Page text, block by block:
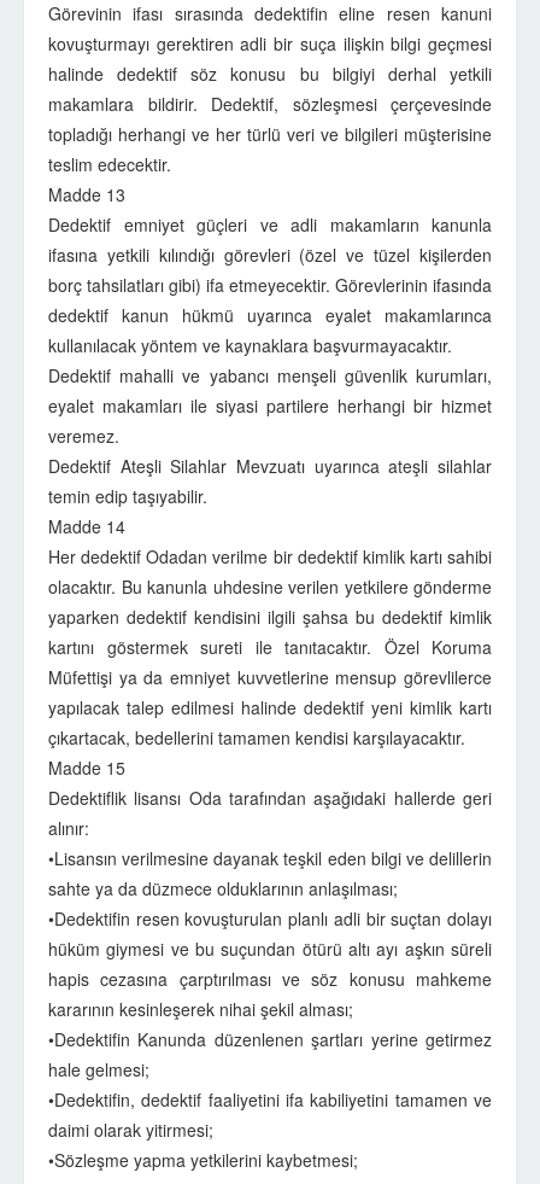
Görevinin ifası sırasında dedektifin eline resen kanuni
kovuşturmayı gerektiren adli bir suça ilişkin bilgi geçmesi
halinde dedektif söz konusu bu bilgiyi derhal yetkili
makamlara bildirir. Dedektif, sözleşmesi çerçevesinde
topladığı herhangi ve her türlü veri ve bilgileri müşterisine
teslim edecektir.
Madde 13
Dedektif emniyet güçleri ve adli makamların kanunla
ifasına yetkili kılındığı görevleri (özel ve tüzel kişilerden
borç tahsilatları gibi) ifa etmeyecektir. Görevlerinin ifasında
dedektif kanun hükmü uyarınca eyalet makamlarınca
kullanılacak yöntem ve kaynaklara başvurmayacaktır.
Dedektif mahalli ve yabancı menşeli güvenlik kurumları,
eyalet makamları ile siyasi partilere herhangi bir hizmet
veremez.
Dedektif Ateşli Silahlar Mevzuatı uyarınca ateşli silahlar
temin edip taşıyabilir.
Madde 14
Her dedektif Odadan verilme bir dedektif kimlik kartı sahibi
olacaktır. Bu kanunla uhdesine verilen yetkilere gönderme
yaparken dedektif kendisini ilgili şahsa bu dedektif kimlik
kartını göstermek sureti ile tanıtacaktır. Özel Koruma
Müfettişi ya da emniyet kuvvetlerine mensup görevlilerce
yapılacak talep edilmesi halinde dedektif yeni kimlik kartı
çıkartacak, bedellerini tamamen kendisi karşılayacaktır.
Madde 15
Dedektiflik lisansı Oda tarafından aşağıdaki hallerde geri
alınır:
•Lisansın verilmesine dayanak teşkil eden bilgi ve delillerin
sahte ya da düzmece olduklarının anlaşılması;
•Dedektifin resen kovuşturulan planlı adli bir suçtan dolayı
hüküm giymesi ve bu suçundan ötürü altı ayı aşkın süreli
hapis cezasına çarptırılması ve söz konusu mahkeme
kararının kesinleşerek nihai şekil alması;
•Dedektifin Kanunda düzenlenen şartları yerine getirmez
hale gelmesi;
•Dedektifin, dedektif faaliyetini ifa kabiliyetini tamamen ve
daimi olarak yitirmesi;
•Sözleşme yapma yetkilerini kaybetmesi;